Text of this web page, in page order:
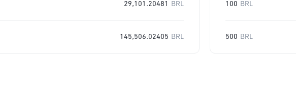
29,101.20481 BRL
145,506.02405 BRL
100 BRL
500 BRL